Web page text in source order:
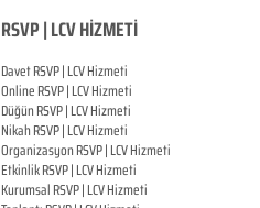
RSVP | LCV HİZMETİ
Davet RSVP | LCV Hizmeti
OnlineRSVP |LCV Hizmeti
DüğünRSVP |LCV Hizmeti
NikahRSVP |LCV Hizmeti
OrganizasyonRSVP |LCV Hizmeti
EtkinlikRSVP |LCV Hizmeti
KurumsalRSVP |LCV Hizmeti